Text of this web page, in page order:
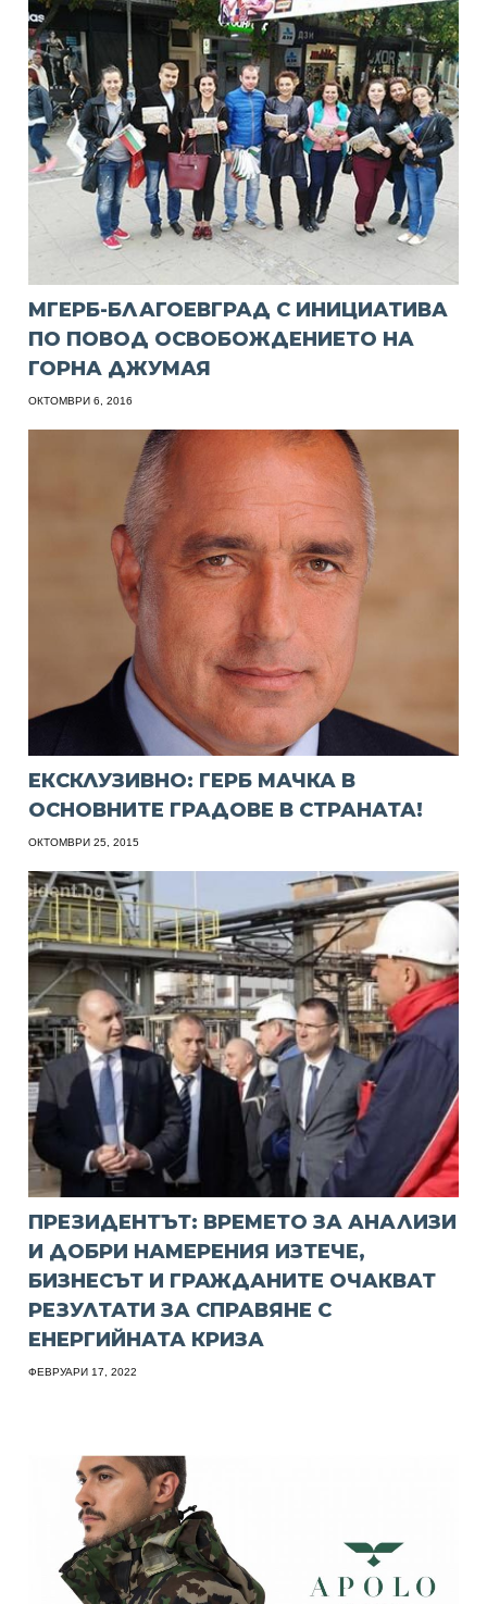
МГЕРБ-БЛАГОЕВГРАД С ИНИЦИАТИВА
ПО ПОВОД ОСВОБОЖДЕНИЕТО НА
ГОРНА ДЖУМАЯ
ОКТОМВРИ 6, 2016
ЕКСКЛУЗИВНО: ГЕРБ МАЧКА В
ОСНОВНИТЕ ГРАДОВЕ В СТРАНАТА!
ОКТОМВРИ 25, 2015
ПРЕЗИДЕНТЪТ: ВРЕМЕТО ЗА АНАЛИЗИ
И ДОБРИ НАМЕРЕНИЯ ИЗТЕЧЕ,
БИЗНЕСЪТ И ГРАЖДАНИТЕ ОЧАКВАТ
РЕЗУЛТАТИ ЗА СПРАВЯНЕ С
ЕНЕРГИЙНАТА КРИЗА
ФЕВРУАРИ 17, 2022